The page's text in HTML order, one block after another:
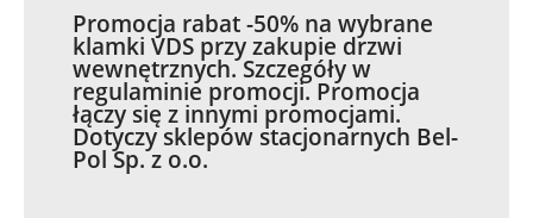
Promocja rabat -50% na wybrane
klamki VDS przy zakupie drzwi
wewnętrznych. Szczegóły w
regulaminie promocji. Promocja
łączy się z innymi promocjami.
Dotyczy sklepów stacjonarnych Bel-
Pol Sp. z o.o.